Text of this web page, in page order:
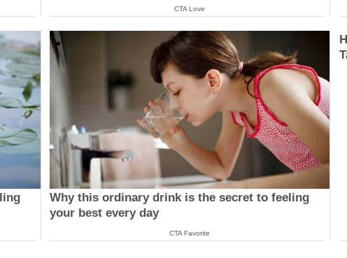
CTA Love
Why this ordinary drink is the secret to feeling
your best every day
CTA Favorite